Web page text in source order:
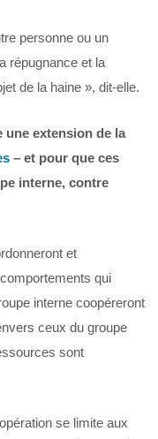
personne ou un
répugnance et la
de la haine », dit-elle.
une extension de la
– et pour que ces
interne, contre
et
qui
interne coopéreront
ceux du groupe
sont
se limite aux